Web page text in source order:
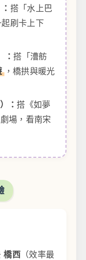
搭「水上巴
刷卡上下
：搭「漕舫
，橋拱與暖光
：搭《如夢
場，看南宋
橋西 （效率最